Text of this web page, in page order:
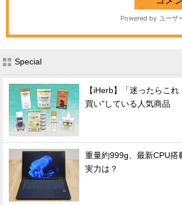
Special
【iHerb】「迷ったらこ
買い"している人気商品
重量約999g、最新CPU搭
実力は？